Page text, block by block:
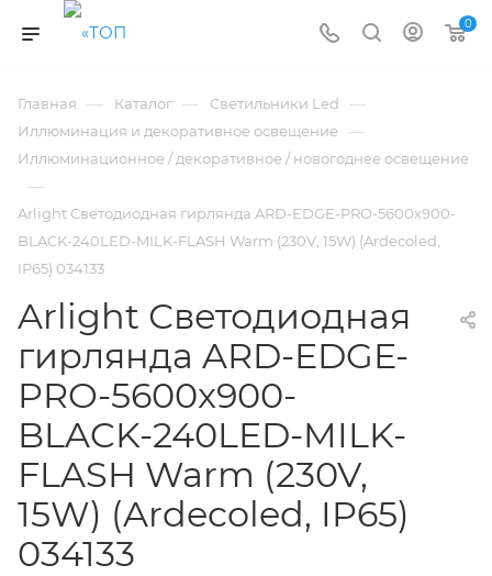
0
Главная — Каталог — Светильники Led —
Иллюминация и декоративное освещение —
Иллюминационное / декоративное / новогоднее освещение
—
Arlight Светодиодная гирлянда ARD-EDGE-PRO-5600x900-
BLACK-240LED-MILK-FLASH Warm (230V, 15W) (Ardecoled,
IP65) 034133
Arlight Светодиодная
гирлянда ARD-EDGE-
PRO-5600x900-
BLACK-240LED-MILK-
FLASH Warm (230V,
15W) (Ardecoled, IP65)
034133